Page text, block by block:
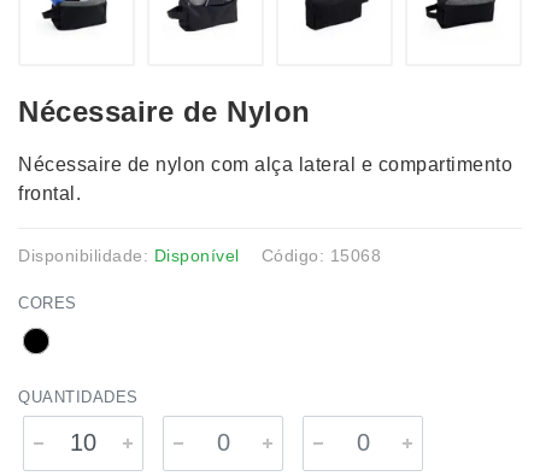
Nécessaire de Nylon
Nécessaire de nylon com alça lateral e compartimento
frontal.
Disponibilidade: Disponível Código: 15068
CORES
QUANTIDADES